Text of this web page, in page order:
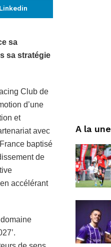
sa
sa stratégie
Club de
d’une
et
avec
baptisé
de
accélérant
A la une